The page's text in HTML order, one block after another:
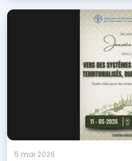
5 mai 2026